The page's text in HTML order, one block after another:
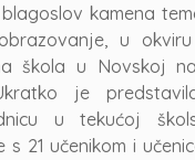
kamena
u
škola u Novskoj
je
u tekućoj
s 21 učenikom i